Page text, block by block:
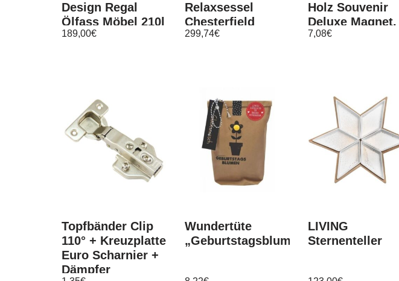
Design Regal
Ölfass Möbel 210l
viele Farben
189,00€
Relaxsessel
Chesterfield
Kunstleder
299,74€
Holz Souvenir
Deluxe Magnet,
Germany
7,08€
Topfbänder Clip
110° + Kreuzplatte
Euro Scharnier +
Dämpfer
Wundertüte
„Geburtstagsblumen”
LIVING
Sternenteller